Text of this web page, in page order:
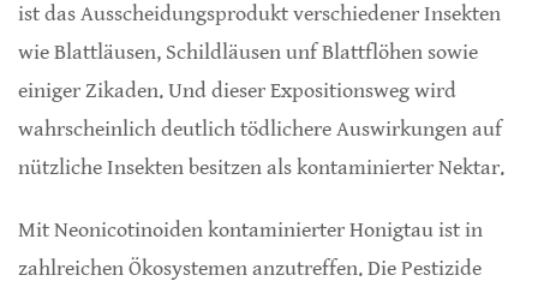
ist das Ausscheidungsprodukt verschiedener Insekten
wie Blattläusen, Schildläusen unf Blattflöhen sowie
einiger Zikaden. Und dieser Expositionsweg wird
wahrscheinlich deutlich tödlichere Auswirkungen auf
nützliche Insekten besitzen als kontaminierter Nektar.
Mit Neonicotinoiden kontaminierter Honigtau ist in
zahlreichen Ökosystemen anzutreffen. Die Pestizide